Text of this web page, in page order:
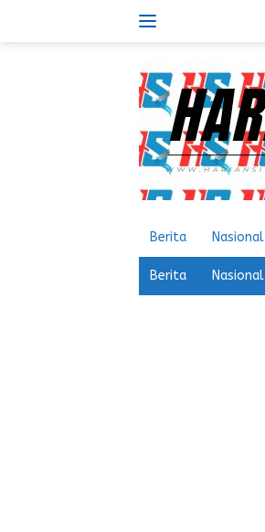
Berita Nasional
Berita Nasional